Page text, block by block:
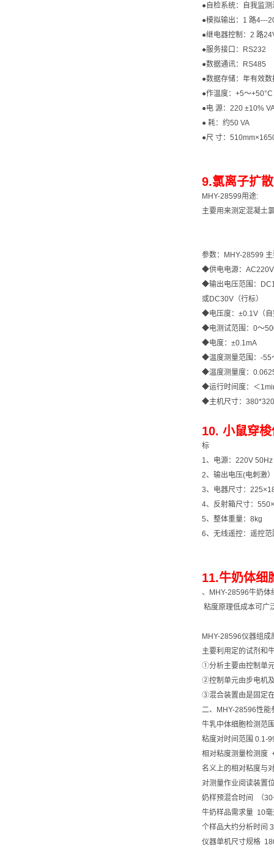
●自检系统：自我监
●模拟输出：1 路4---
●继电器控制：2 路
●服务接口：RS232
●数据通讯：RS485
●数据存储：年有效数
●作温度：+5～+50°C
●电 源：220 ±10%
● 耗：约50 VA
●尺 寸：
9.氯离子扩
MHY-28599用途:
主要用来测定混凝土
参数：MHY-28599
◆供电电源：
◆输出电压范围：
或DC30V（行标）
◆电压度：±0.1V（
◆电测试范围：0～
◆电度：±0.1mA
◆温度测量范围：-
◆温度测量度：
◆运行时间度：＜
◆主机尺寸：
10. 小鼠穿
标
1、电源：220V 50Hz
2、输出电压(电刺激
3、电器尺寸：
4、反射箱尺寸：
5、整体重量：8kg
6、无线遥控：遥控
11.牛奶体细
、MHY-28596牛奶体
粘度原理低成本可广
MHY-28596仪器组成
主要利用定的试剂和
①分析主要由控制单
②控制单元由步电机
③混合装置由是固定
二、MHY-28596性能
牛乳中体细胞检测范
粘度对时间范围 0.1-
相对粘度测量检测度
名义上的相对粘度与
对测量作业阅读装置
奶样预混合时间 （
牛奶样品需求量 10毫
个样品大约分析时间
仪器单机尺寸规格